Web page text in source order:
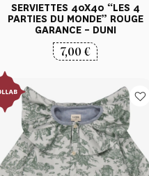
SERVIETTES 40X40 “LES 4
PARTIES DU MONDE” ROUGE
GARANCE – DUNI
7,00€